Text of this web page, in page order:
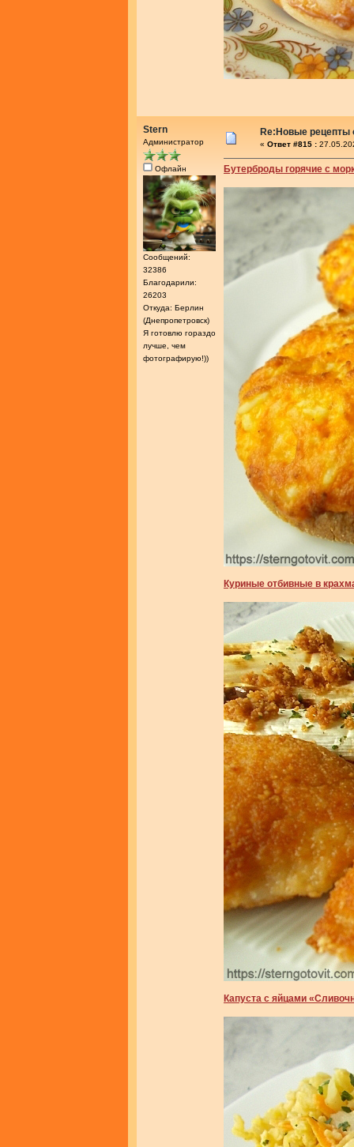
Stern
Администратор
Офлайн
Сообщений:
32386
Благодарили:
26203
Откуда: Берлин
(Днепропетровск)
Я готовлю гораздо
лучше, чем
фотографирую!))
Re:Новые рецепты
« Ответ #815 :
Бутерброды горячие с
Куриные отбивные в
Капуста с яйцами